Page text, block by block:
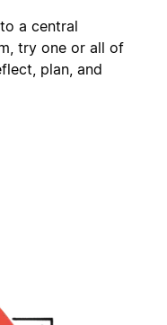
a central
try one or all of
plan, and